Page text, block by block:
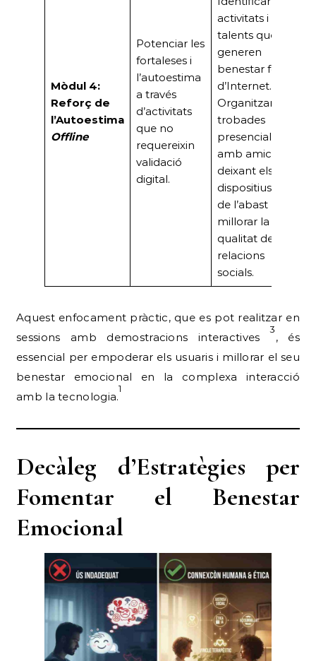
Mòdul 4:
Reforç de
l’Autoestima
Offline
Potenciar les
fortaleses i
l’autoestima
a través
d’activitats
que no
requereixin
validació
digital.
activitats i
talents que
generen
benestar fora
d’Internet.
Organitzar
trobades
presencials
amb amics,
deixant els
dispositius fora
de l’abast per
millorar la
qualitat de les
relacions
socials.
Aquest enfocament pràctic, que es pot realitzar en
sessions amb demostracions interactives
3
, és
essencial per empoderar els usuaris i millorar el seu
benestar emocional en la complexa interacció
amb la tecnologia.
1
Decàleg d’Estratègies per
Fomentar el Benestar
Emocional